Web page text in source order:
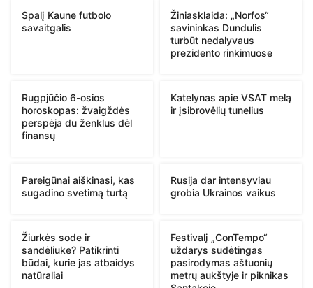
Spalį Kaune futbolo
savaitgalis
Žiniasklaida: „Norfos“
savininkas Dundulis
turbūt nedalyvaus
prezidento rinkimuose
Rugpjūčio 6-osios
horoskopas: žvaigždės
perspėja du ženklus dėl
finansų
Katelynas apie VSAT melą
ir įsibrovėlių tunelius
Pareigūnai aiškinasi, kas
sugadino svetimą turtą
Rusija dar intensyviau
grobia Ukrainos vaikus
Žiurkės sode ir
sandėliuke? Patikrinti
būdai, kurie jas atbaidys
natūraliai
Festivalį „ConTempo“
uždarys sudėtingas
pasirodymas aštuonių
metrų aukštyje ir piknikas